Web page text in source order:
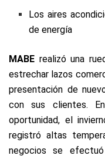
Los aires
de energía
MABE realizó una
estrechar lazos
presentación de
con sus clientes.
oportunidad, el
registró altas
negocios se